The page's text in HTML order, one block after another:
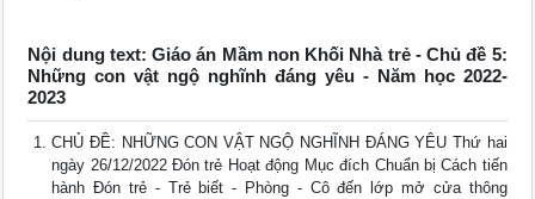
Nội dung text: Giáo án Mầm non Khối Nhà trẻ - Chủ đề 5:
Những con vật ngộ nghĩnh đáng yêu - Năm học 2022-
2023
CHỦ ĐỀ: NHỮNG CON VẬT NGỘ NGHĨNH ĐÁNG YÊU Thứ hai
ngày 26/12/2022 Đón trẻ Hoạt động Mục đích Chuẩn bị Cách tiến
hành Đón trẻ - Trẻ biết - Phòng - Cô đến lớp mở cửa thông